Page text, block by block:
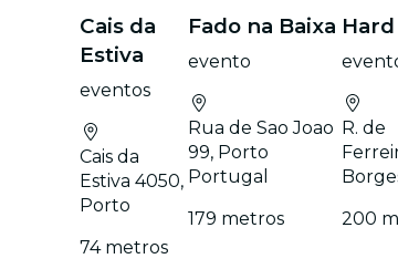
Cais da
Estiva
eventos
Cais da
Estiva 4050,
Porto
74 metros
Fado na Baixa
evento
Rua de Sao Joao
99, Porto
Portugal
179 metros
R. de
200